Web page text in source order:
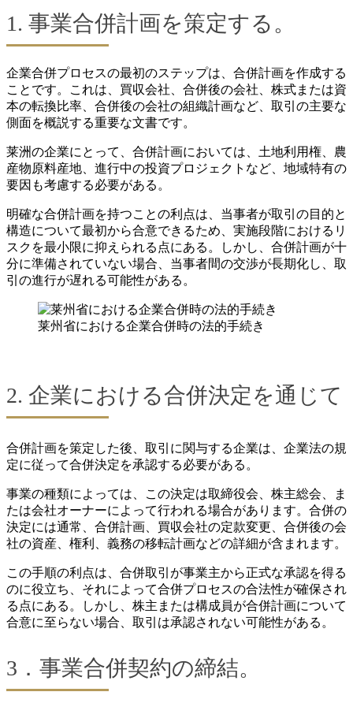
1. 事業合併計画を策定する。
企業合併プロセスの最初のステップは、合併計画を作成する
ことです。これは、買収会社、合併後の会社、株式または資
本の転換比率、合併後の会社の組織計画など、取引の主要な
側面を概説する重要な文書です。
莱洲の企業にとって、合併計画においては、土地利用権、農
産物原料産地、進行中の投資プロジェクトなど、地域特有の
要因も考慮する必要がある。
明確な合併計画を持つことの利点は、当事者が取引の目的と
構造について最初から合意できるため、実施段階におけるリ
スクを最小限に抑えられる点にある。しかし、合併計画が十
分に準備されていない場合、当事者間の交渉が長期化し、取
引の進行が遅れる可能性がある。
莱州省における企業合併時の法的手続き
2. 企業における合併決定を通じて
合併計画を策定した後、取引に関与する企業は、企業法の規
定に従って合併決定を承認する必要がある。
事業の種類によっては、この決定は取締役会、株主総会、ま
たは会社オーナーによって行われる場合があります。合併の
決定には通常、合併計画、買収会社の定款変更、合併後の会
社の資産、権利、義務の移転計画などの詳細が含まれます。
この手順の利点は、合併取引が事業主から正式な承認を得る
のに役立ち、それによって合併プロセスの合法性が確保され
る点にある。しかし、株主または構成員が合併計画について
合意に至らない場合、取引は承認されない可能性がある。
3．事業合併契約の締結。